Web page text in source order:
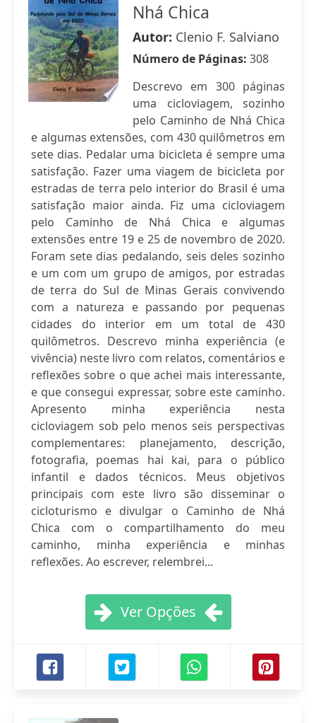
Nhá Chica
Autor: Clenio F. Salviano
Número de Páginas: 308
Descrevo em 300 páginas
uma cicloviagem, sozinho
pelo Caminho de Nhá Chica
e algumas extensões, com 430 quilômetros em
sete dias. Pedalar uma bicicleta é sempre uma
satisfação. Fazer uma viagem de bicicleta por
estradas de terra pelo interior do Brasil é uma
satisfação maior ainda. Fiz uma cicloviagem
pelo Caminho de Nhá Chica e algumas
extensões entre 19 e 25 de novembro de 2020.
Foram sete dias pedalando, seis deles sozinho
e um com um grupo de amigos, por estradas
de terra do Sul de Minas Gerais convivendo
com a natureza e passando por pequenas
cidades do interior em um total de 430
quilômetros. Descrevo minha experiência (e
vivência) neste livro com relatos, comentários e
reflexões sobre o que achei mais interessante,
e que consegui expressar, sobre este caminho.
Apresento minha experiência nesta
cicloviagem sob pelo menos seis perspectivas
complementares: planejamento, descrição,
fotografia, poemas hai kai, para o público
infantil e dados técnicos. Meus objetivos
principais com este livro são disseminar o
cicloturismo e divulgar o Caminho de Nhá
Chica com o compartilhamento do meu
caminho, minha experiência e minhas
reflexões. Ao escrever, relembrei...
Ver Opções